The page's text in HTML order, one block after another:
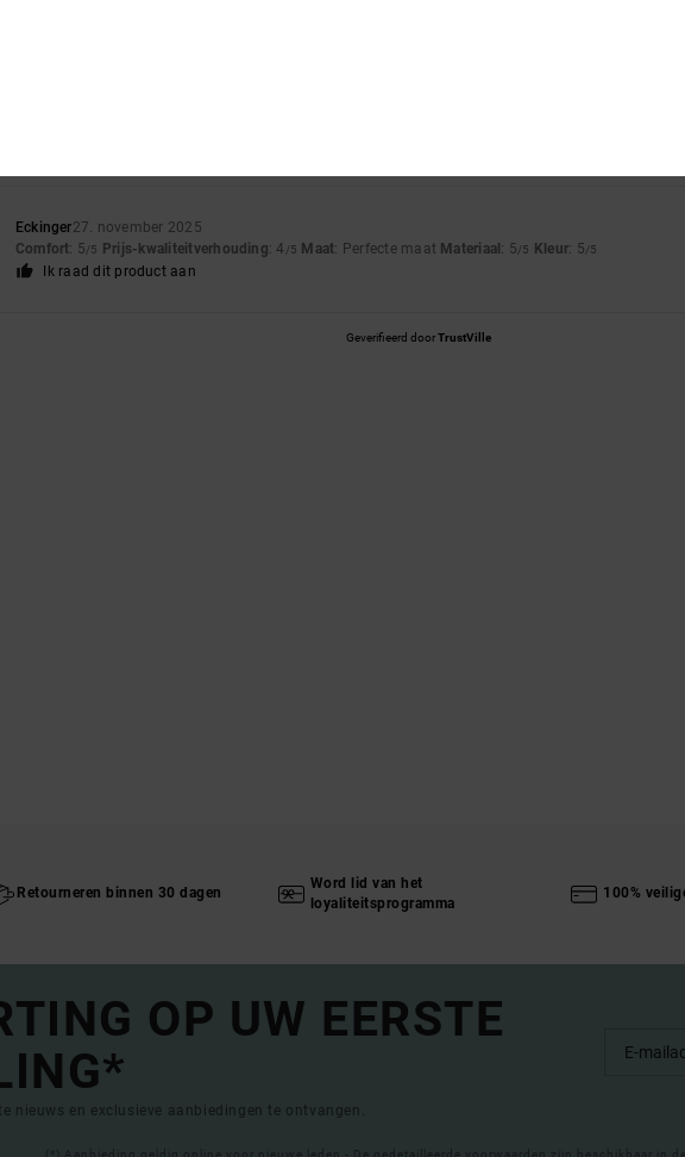
Eckinger27. november 2025
Comfort: 5/5 Prijs-kwaliteitverhouding: 4 /5 Maat: Perfecte maat Materiaal : 5/5 Kleur: 5/5
Ik raad dit product aan
Geverifieerd doorTrustVille
Retourneren binnen 30 dagen
Word lid van het
loyaliteitsprogramma
100%
OP UW EERSTE
nieuws en exclusieve aanbiedingen te ontvangen.
(*) Aanbieding geldig online voor nieuwe leden - De gedetailleerde voorwaarden zijn beschikbaar in